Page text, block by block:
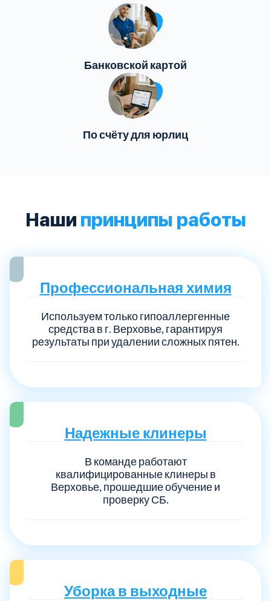
Банковской картой
По счёту для юрлиц
Наши принципы работы
Профессиональная химия
Используем только гипоаллергенные
средства в г. Верховье, гарантируя
результаты при удалении сложных пятен.
Надежные клинеры
В команде работают
квалифицированные клинеры в
Верховье, прошедшие обучение и
проверку СБ.
Уборка в выходные